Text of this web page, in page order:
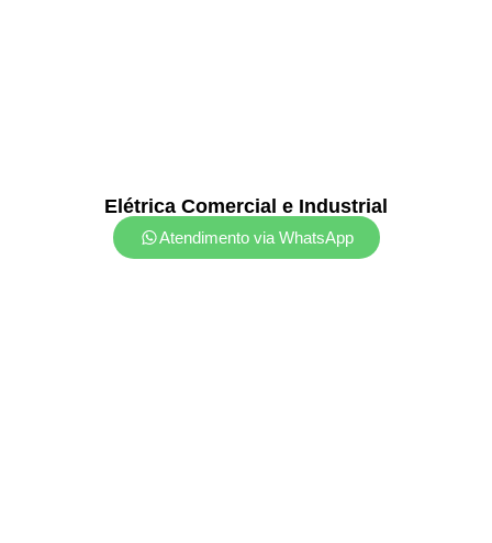
Elétrica Comercial e Industrial
Atendimento via WhatsApp